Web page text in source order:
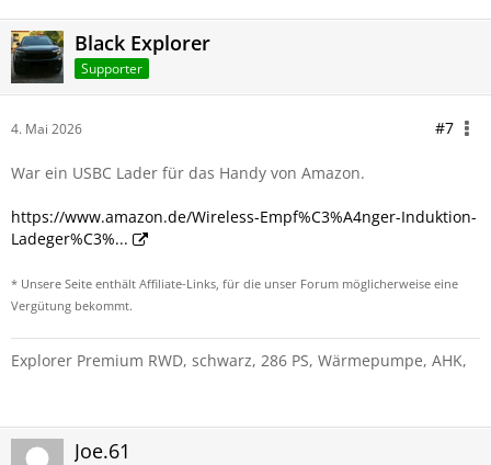
Black Explorer
Supporter
4. Mai 2026 #7
War ein USBC Lader für das Handy von Amazon.
https://www.amazon.de/Wireless-Empf%C3%A4nger-Induktion-
Ladeger%C3%...
* Unsere Seite enthält Affiliate-Links, für die unser Forum möglicherweise eine
Vergütung bekommt.
Explorer Premium RWD, schwarz, 286 PS, Wärmepumpe, AHK,
Joe.61